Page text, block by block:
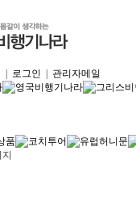
로그인 관리자메일